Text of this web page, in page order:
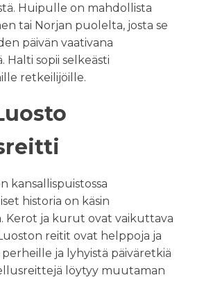
Huipulle on mahdollista
tai Norjan puolelta, josta se
päivän vaativana
Halti sopii selkeästi
retkeilijöille.
kansallispuistossa
historia on käsin
Kerot ja kurut ovat vaikuttava
reitit ovat helppoja ja
ja lyhyistä päiväretkiä
löytyy muutaman